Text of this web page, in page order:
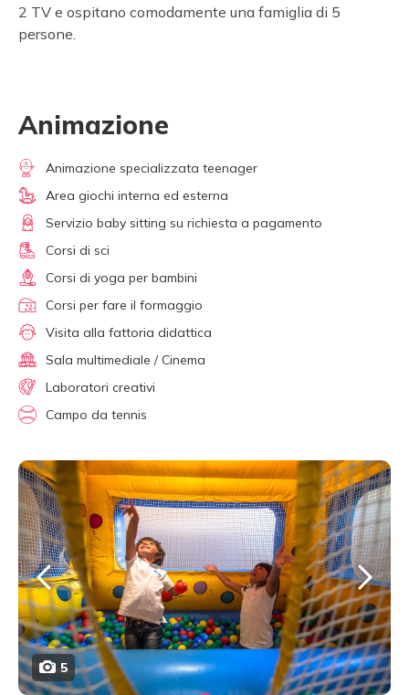
2 TV e ospitano comodamente una famiglia di 5
persone.
Animazione
Animazione specializzata teenager
Area giochi interna ed esterna
Servizio baby sitting su richiesta a pagamento
Corsi di sci
Corsi di yoga per bambini
Corsi per fare il formaggio
Visita alla fattoria didattica
Sala multimediale / Cinema
Laboratori creativi
Campo da tennis
5